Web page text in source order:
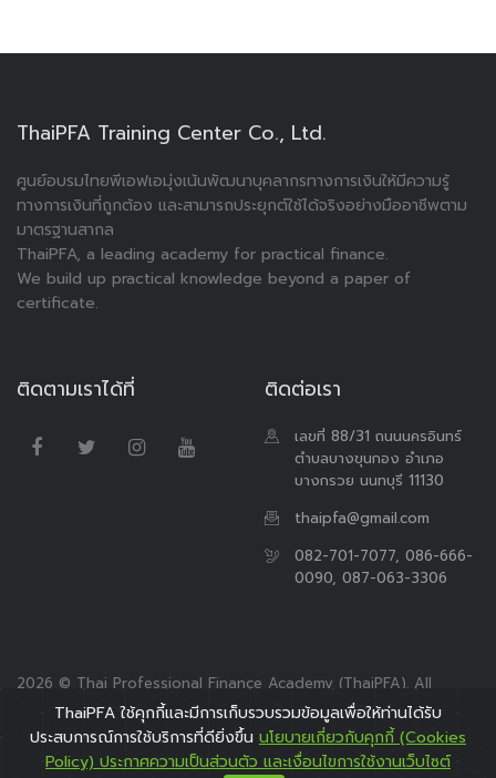
ThaiPFA Training Center Co., Ltd.
ศูนย์อบรมไทยพีเอฟเอมุ่งเน้นพัฒนาบุคลากรทางการเงินให้มีความรู้
ทางการเงินที่ถูกต้อง และสามารถประยุกต์ใช้ได้จริงอย่างมืออาชีพตาม
มาตรฐานสากล
ThaiPFA, a leading academy for practical finance.
We build up practical knowledge beyond a paper of
certificate.
ติดตามเราได้ที่ ติดต่อเรา
เลขที่ 88/31 ถนนนครอินทร์
ตำบลบางขุนกอง อำเภอ
บางกรวย นนทบุรี 11130
thaipfa@gmail.com
082-701-7077, 086-666-
0090, 087-063-3306
2026 © Thai Professional Finance Academy (ThaiPFA). All
Rights Reserved.
ThaiPFA ใช้คุกกี้และมีการเก็บรวบรวมข้อมูลเพื่อให้ท่านได้รับ
ประสบการณ์การใช้บริการที่ดียิ่งขึ้น นโยบายเกี่ยวกับคุกกี้ (Cookies
Policy) ประกาศความเป็นส่วนตัว และเงื่อนไขการใช้งานเว็บไซต์